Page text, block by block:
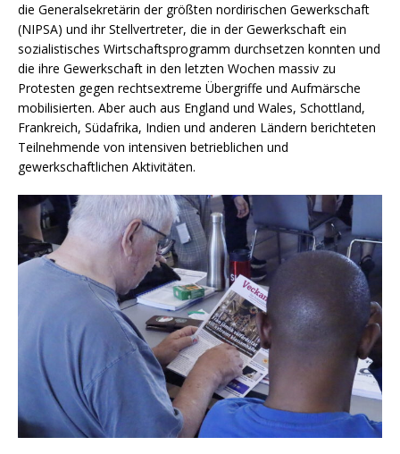
die Generalsekretärin der größten nordirischen Gewerkschaft
(NIPSA) und ihr Stellvertreter, die in der Gewerkschaft ein
sozialistisches Wirtschaftsprogramm durchsetzen konnten und
die ihre Gewerkschaft in den letzten Wochen massiv zu
Protesten gegen rechtsextreme Übergriffe und Aufmärsche
mobilisierten. Aber auch aus England und Wales, Schottland,
Frankreich, Südafrika, Indien und anderen Ländern berichteten
Teilnehmende von intensiven betrieblichen und
gewerkschaftlichen Aktivitäten.